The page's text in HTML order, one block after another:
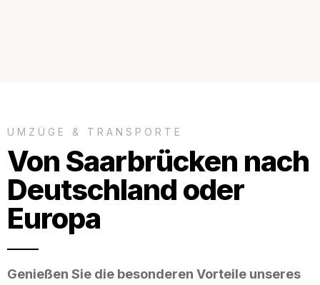
UMZÜGE & TRANSPORTE
Von Saarbrücken nach
Deutschland oder
Europa
Genießen Sie die besonderen Vorteile unseres